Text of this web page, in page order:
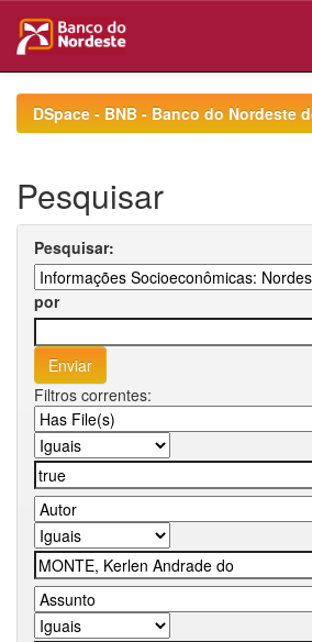
navigationDSpace - BNB - Banco do Nordeste
Pesquisar
Pesquisar:
por
Filtros correntes: